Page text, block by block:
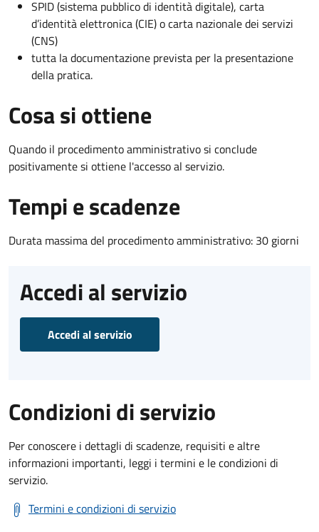
SPID (sistema pubblico di identità digitale), carta
d’identità elettronica (CIE) o carta nazionale dei servizi
(CNS)
tutta la documentazione prevista per la presentazione
della pratica.
Cosa si ottiene
Quando il procedimento amministrativo si conclude
positivamente si ottiene l'accesso al servizio.
Tempi e scadenze
Durata massima del procedimento amministrativo: 30 giorni
Accedi al servizio
Accedi al servizio
Condizioni di servizio
Per conoscere i dettagli di scadenze, requisiti e altre
informazioni importanti, leggi i termini e le condizioni di
servizio.
Termini e condizioni di servizio